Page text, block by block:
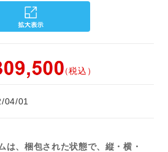
（税込）
04/01
は、梱包された状態で、縦・横・